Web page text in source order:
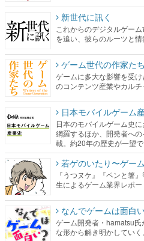
ゲーム世代の作家たち
ゲームに多大な影響を受
のコンテンツ産業やカルチ
日本モバイルゲーム産
日本のモバイルゲーム史
網羅するほか、開発者への
若ゲのいたり〜ゲー
『うつヌケ』『ペンと箸
生によるゲーム業界レポー
なんでゲームは面白
ゲーム開発者・hamatsu
な形から解き明かしていく
ゲームが変えた日本
「経験値」「裏技」「ラ
源や用法の変遷を、コンピ